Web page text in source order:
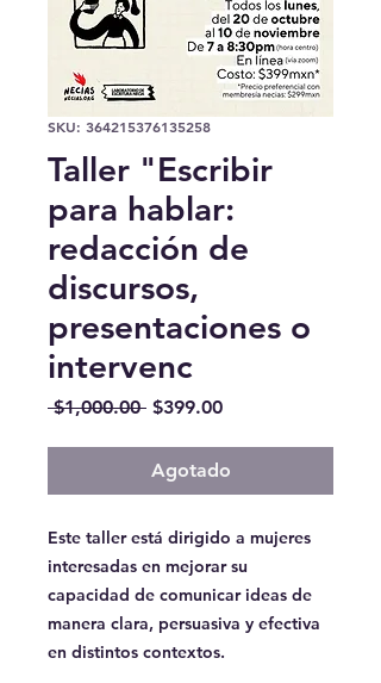
SKU: 364215376135258
Taller "Escribir
para hablar:
redacción de
discursos,
presentaciones o
intervenc
$1,000.00 Precio
$399.00Precio
oferta
Agotado
Este taller está dirigido a mujeres
interesadas en mejorar su
capacidad de comunicar ideas de
manera clara, persuasiva y efectiva
en distintos contextos.